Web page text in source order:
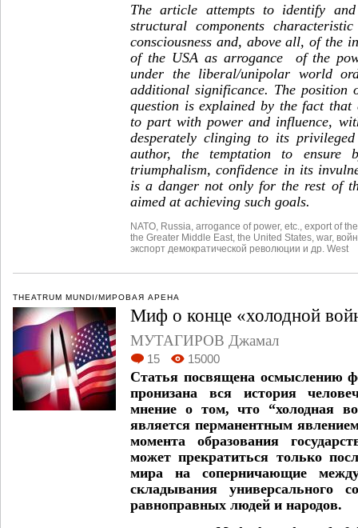
The article attempts to identify
structural components
consciousness and, above all, of the
of the USA as arrogance of the
under the liberal/unipolar world
additional significance. The
question is explained by the fact
to part with power and influence,
desperately clinging to its
author, the temptation to ensure
triumphalism, confidence in its
is a danger not only for the rest of
aimed at achieving such goals.
NATO Russia arrogance of power, etc.
export of
the Greater Middle East the United States war,
экспорт демократической революции и др. West
THEATRUM MUNDI/МИРОВАЯ АРЕНА
Миф о конце «холодной
МУТАГИРОВ Джамал
15 15000
Статья посвящена осмыслению
пронизана вся история
мнение о том, что “холодная
является перманентным
момента образования
может прекратиться только
мира на соперничающие
складывания универсального
равноправных людей и народов.